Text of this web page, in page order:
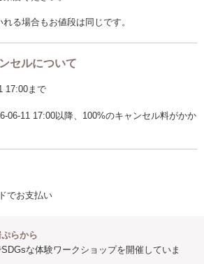
る場合もお値段は同じです。
セルについて
17:00まで
06-11 17:00以降、100%のキャンセル料がかか
でお支払い
らから
な体験ワークショップを開催していま